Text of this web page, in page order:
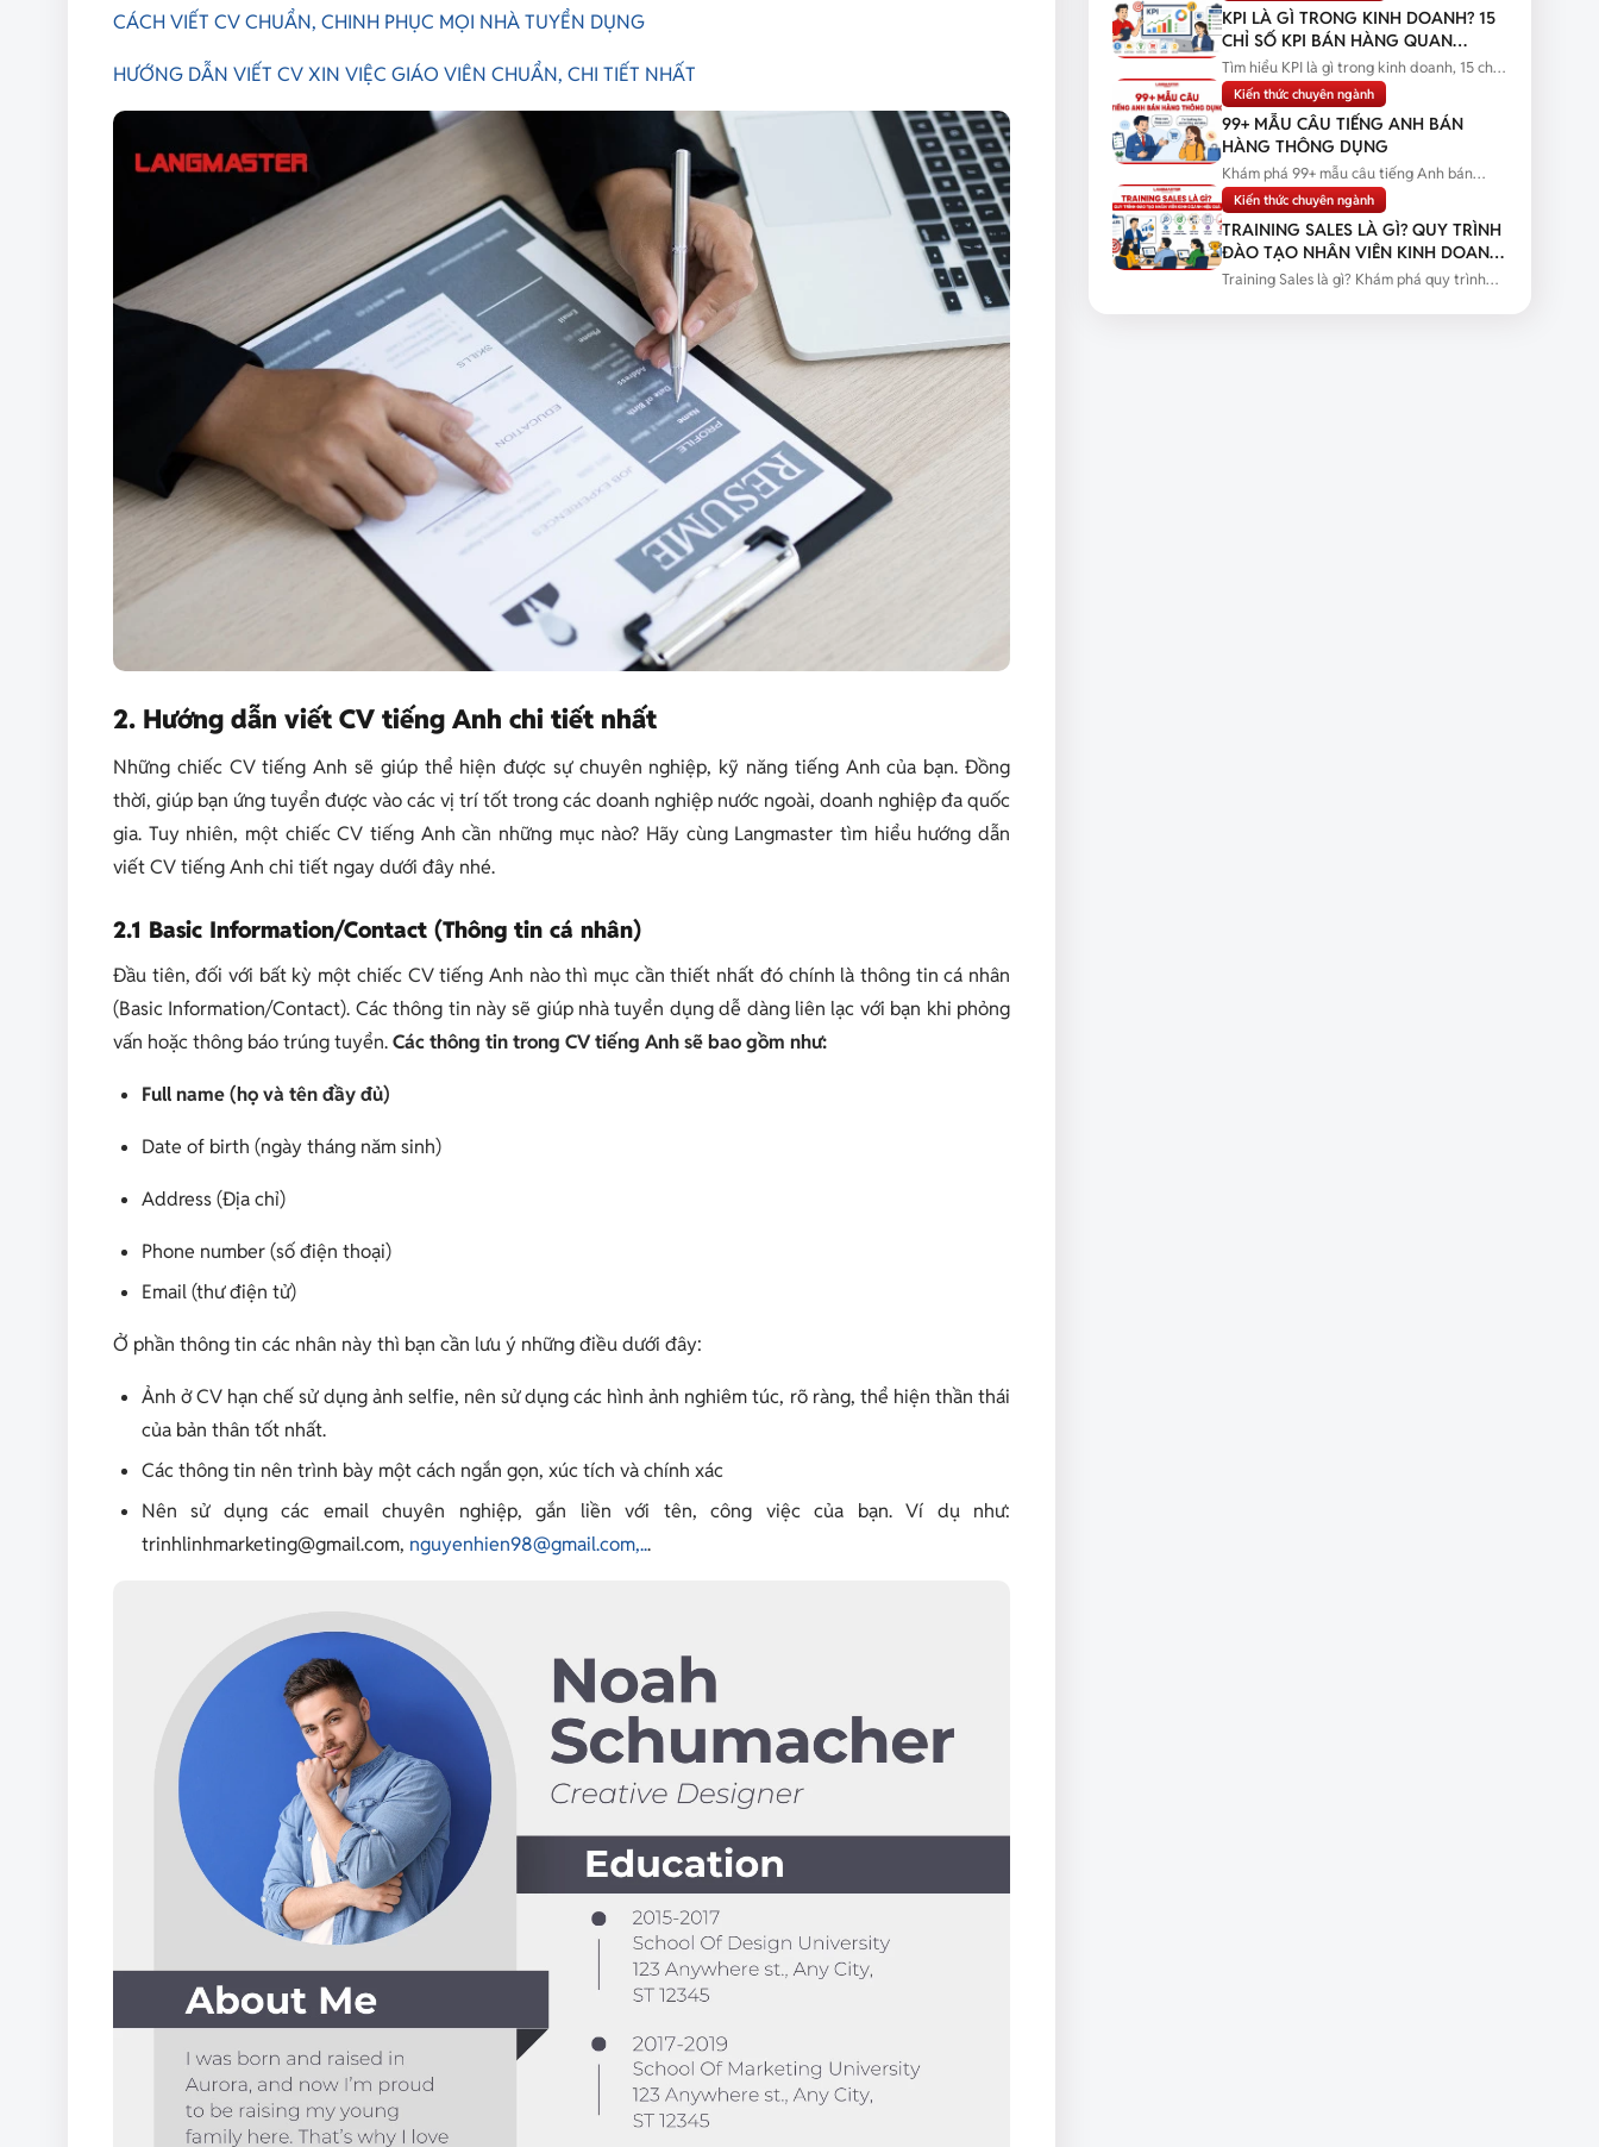
CÁCH VIẾT CV CHUẨN, CHINH PHỤC MỌI NHÀ TUYỂN DỤNG
HƯỚNG DẪN VIẾT CV XIN VIỆC GIÁO VIÊN CHUẨN, CHI TIẾT NHẤT
2. Hướng dẫn viết CV tiếng Anh chi tiết nhất
Những chiếc CV tiếng Anh sẽ giúp thể hiện được sự chuyên nghiệp, kỹ năng tiếng Anh của bạn. Đồng
thời, giúp bạn ứng tuyển được vào các vị trí tốt trong các doanh nghiệp nước ngoài, doanh nghiệp đa quốc
gia. Tuy nhiên, một chiếc CV tiếng Anh cần những mục nào? Hãy cùng Langmaster tìm hiểu hướng dẫn
viết CV tiếng Anh chi tiết ngay dưới đây nhé.
2.1 Basic Information/Contact (Thông tin cá nhân)
Đầu tiên, đối với bất kỳ một chiếc CV tiếng Anh nào thì mục cần thiết nhất đó chính là thông tin cá nhân
(Basic Information/Contact). Các thông tin này sẽ giúp nhà tuyển dụng dễ dàng liên lạc với bạn khi phỏng
vấn hoặc thông báo trúng tuyển.Các thông tin trong CV tiếng Anh sẽ bao gồm như:
Full name (họ và tên đầy đủ)
Date of birth (ngày tháng năm sinh)
Address (Địa chỉ)
Phone number (số điện thoại)
Email (thư điện tử)
Ở phần thông tin các nhân này thì bạn cần lưu ý những điều dưới đây:
Ảnh ở CV hạn chế sử dụng ảnh selfie, nên sử dụng các hình ảnh nghiêm túc, rõ ràng, thể hiện thần thái
của bản thân tốt nhất.
Các thông tin nên trình bày một cách ngắn gọn, xúc tích và chính xác
Nên sử dụng các email chuyên nghiệp, gắn liền với tên, công việc của bạn. Ví dụ như:
trinhlinhmarketing@gmail.com, nguyenhien98@gmail.com,...
KPI LÀ GÌ TRONG KINH DOANH? 15
CHỈ SỐ KPI BÁN HÀNG QUAN
TRỌNG
Tìm hiểu KPI là gì trong kinh doanh, 15 chỉ
số KPI bán hàng quan trọng...
Kiến thức chuyên ngành
99+ MẪU CÂU TIẾNG ANH BÁN
HÀNG THÔNG DỤNG
Khám phá 99+ mẫu câu tiếng Anh bán
hàng thông dụng kèm tình huống thực...
Kiến thức chuyên ngành
TRAINING SALES LÀ GÌ? QUY TRÌNH
ĐÀO TẠO NHÂN VIÊN KINH DOANH
HIỆU QUẢ
Training Sales là gì? Khám phá quy trình